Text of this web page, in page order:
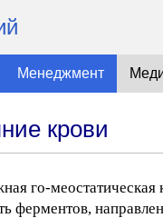
Менеджмент
крови
го-
ферментов,